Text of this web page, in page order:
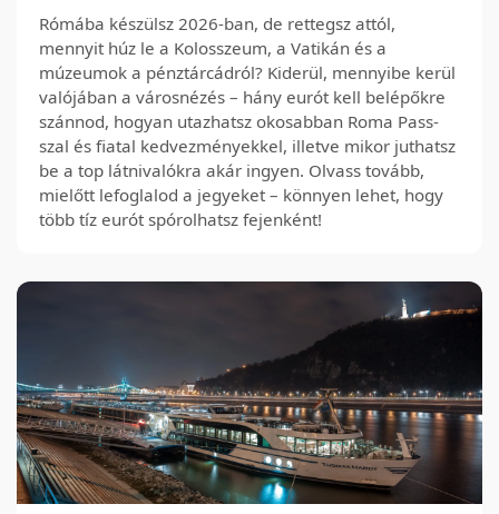
Rómába készülsz 2026-ban, de rettegsz attól,
mennyit húz le a Kolosszeum, a Vatikán és a
múzeumok a pénztárcádról? Kiderül, mennyibe kerül
valójában a városnézés – hány eurót kell belépőkre
szánnod, hogyan utazhatsz okosabban Roma Pass-
szal és fiatal kedvezményekkel, illetve mikor juthatsz
be a top látnivalókra akár ingyen. Olvass tovább,
mielőtt lefoglalod a jegyeket – könnyen lehet, hogy
több tíz eurót spórolhatsz fejenként!